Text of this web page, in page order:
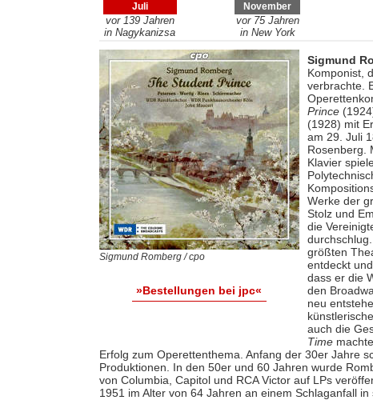
Juli
vor 139 Jahren
in Nagykanizsa
November
vor 75 Jahren
in New York
Sigmund Romberg / cpo
»Bestellungen bei jpc«
Sigmund
Komponist,
verbrachte.
Prince
(1928) mit
am 29. Juli
Rosenberg.
Klavier
Werke der
Stolz und
die
größten
entdeckt
dass er die
den
neu
auch die
Time
Erfolg zum Operettenthema. Anfang der 30er Jahre
Produktionen. In den 50er und 60 Jahren wurde
von Columbia, Capitol und RCA Victor auf LPs
1951 im Alter von 64 Jahren an einem Schlaganfall